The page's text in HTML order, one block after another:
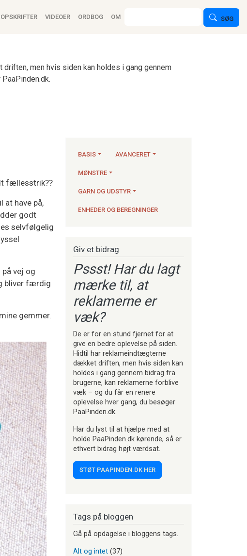
OPSKRIFTER VIDEOER ORDBOG OM SØG
men hvis siden kan holdes i gang gennem
fællesstrik??
at have på,
godt
selvfølgelig
vej og
bliver færdig
gemmer.
BASIS AVANCERET
MØNSTRE
GARN OG UDSTYR
ENHEDER OG BEREGNINGER
Giv et bidrag
Pssst! Har du lagt
mærke til, at
reklamerne er
væk?
De er for en stund fjernet for at
give en bedre oplevelse på siden.
Hidtil har reklameindtægterne
dækket driften, men hvis siden kan
holdes i gang gennem bidrag fra
brugerne, kan reklamerne forblive
væk – og du får en renere
oplevelse hver gang, du besøger
PaaPinden.dk.
Har du lyst til at hjælpe med at
holde PaaPinden.dk kørende, så er
ethvert bidrag højt værdsat.
STØT PAAPINDEN.DK HER
Tags på bloggen
Gå på opdagelse i bloggens tags.
Alt og intet (37)